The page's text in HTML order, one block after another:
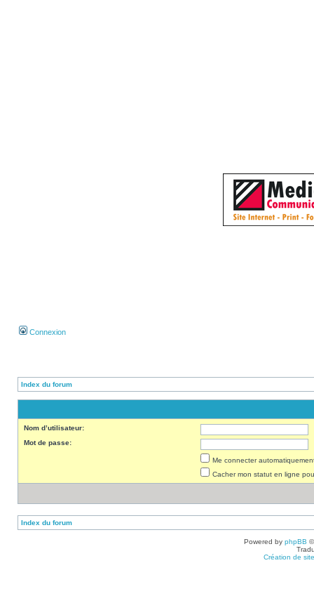
Connexion
Index du forum
Nom d’utilisateur:
Mot de passe:
Me connecter
Cacher mon statut en ligne
Index du forum
Powered by phpBB
Création de